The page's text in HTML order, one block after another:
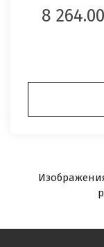
8 264.00